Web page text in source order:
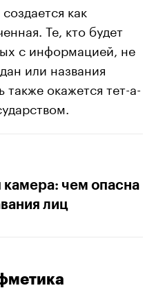
как
Те, кто будет
с информацией, не
или названия
окажется тет-а-
камера: чем опасна
лиц